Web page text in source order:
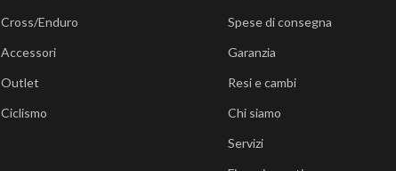
Cross/Enduro
Accessori
Outlet
Ciclismo
Spese di consegna
Garanzia
Resi e cambi
Chi siamo
Servizi